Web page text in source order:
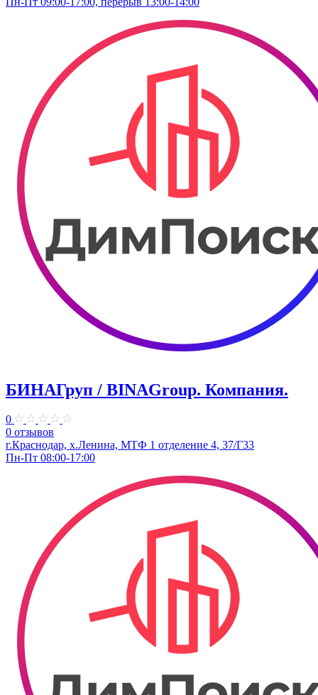
БИНАГруп / BINAGroup. Компания.
0
0 отзывов
г.Краснодар, х.Ленина, МТФ 1 отделение 4, 37/Г33
Пн-Пт 08:00-17:00